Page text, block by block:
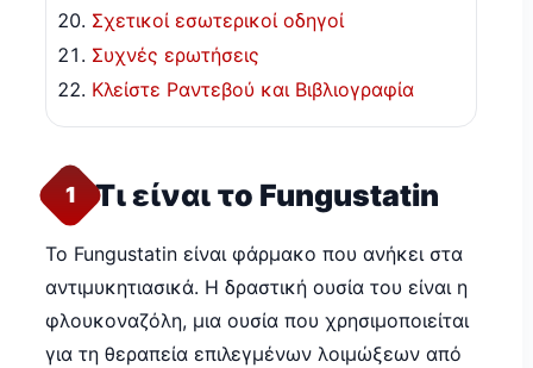
Σχετικοί εσωτερικοί οδηγοί
Συχνές ερωτήσεις
Κλείστε Ραντεβού και Βιβλιογραφία
1 Τι είναι το Fungustatin
Το Fungustatin είναι φάρμακο που ανήκει στα
αντιμυκητιασικά. Η δραστική ουσία του είναι η
φλουκοναζόλη, μια ουσία που χρησιμοποιείται
για τη θεραπεία επιλεγμένων λοιμώξεων από